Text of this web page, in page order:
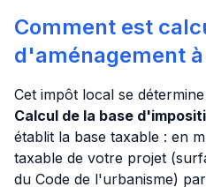
Comment est
d'aménagement à
Cet impôt local se
Calcul de la base
établit la base taxable : en
taxable de votre projet
du Code de l'urbanisme)